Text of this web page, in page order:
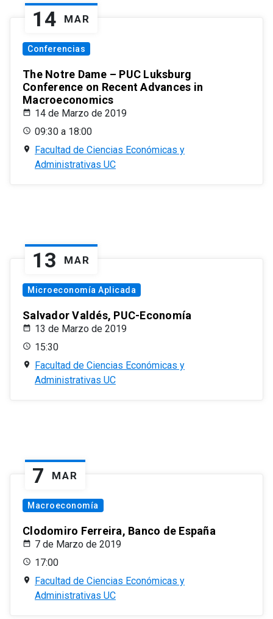
14 MAR
Conferencias
The Notre Dame – PUC Luksburg
Conference on Recent Advances in
Macroeconomics
14 de Marzo de 2019
09:30 a 18:00
Facultad de Ciencias Económicas y
Administrativas UC
13 MAR
Microeconomía Aplicada
Salvador Valdés, PUC-Economía
13 de Marzo de 2019
15:30
Facultad de Ciencias Económicas y
Administrativas UC
7 MAR
Macroeconomía
Clodomiro Ferreira, Banco de España
7 de Marzo de 2019
17:00
Facultad de Ciencias Económicas y
Administrativas UC